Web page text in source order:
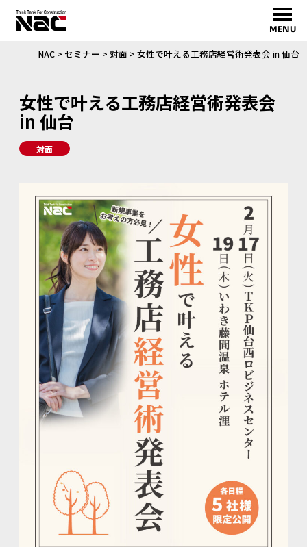
MENU
NAC> セミナー > 対面 > 女性で叶える工務店経営術発表会 in 仙台
女性で叶える工務店経営術発表会
in 仙台
対面